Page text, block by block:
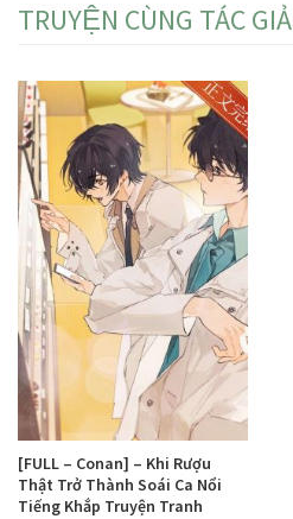
TRUYỆN CÙNG TÁC GIẢ
[FULL – Conan] – Khi Rượu
Thật Trở Thành Soái Ca Nổi
Tiếng Khắp Truyện Tranh